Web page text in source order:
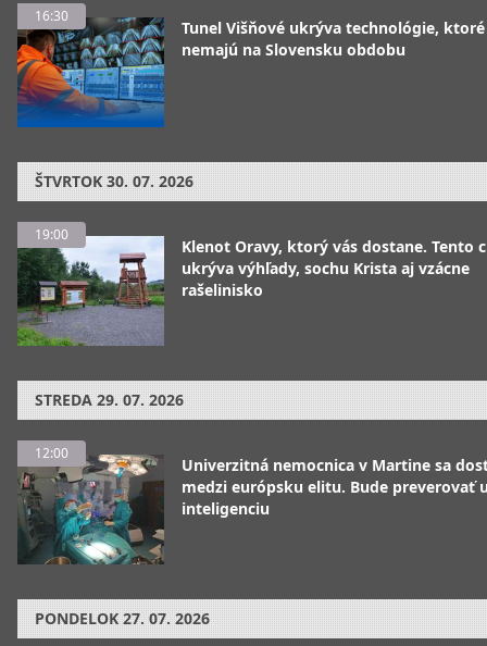
16:30
Tunel Višňové ukrýva technológie, ktoré
nemajú na Slovensku obdobu
ŠTVRTOK 30. 07. 2026
19:00
Klenot Oravy, ktorý vás dostane. Tento
ukrýva výhľady, sochu Krista aj vzácne
rašelinisko
STREDA 29. 07. 2026
12:00
Univerzitná nemocnica v Martine sa
medzi európsku elitu. Bude preverovať
inteligenciu
PONDELOK 27. 07. 2026